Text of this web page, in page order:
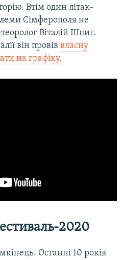
Втім один літак-
Сімферополя не
Віталій Шпиг.
він провів власну
на графіку.
2020
Останні 10 років